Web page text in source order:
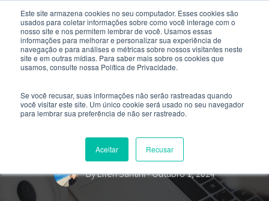
Este site armazena cookies no seu computador. Esses cookies são
usados ​​para coletar informações sobre como você interage com o
nosso site e nos permitem lembrar de você. Usamos essas
informações para melhorar e personalizar sua experiência de
navegação e para análises e métricas sobre nossos visitantes neste
site e em outras mídias. Para saber mais sobre os cookies que
usamos, consulte nossa Política de Privacidade.
Se você recusar, suas informações não serão rastreadas quando
você visitar este site. Um único cookie será usado no seu navegador
para lembrar sua preferência de não ser rastreado.
Aceitar Recusar
Civil
ByEllen Santini- Outubro 1, 2024